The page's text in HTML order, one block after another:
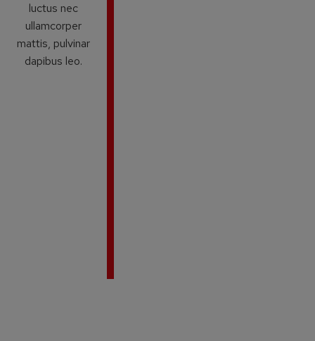
luctus nec
ullamcorper
mattis, pulvinar
dapibus leo.